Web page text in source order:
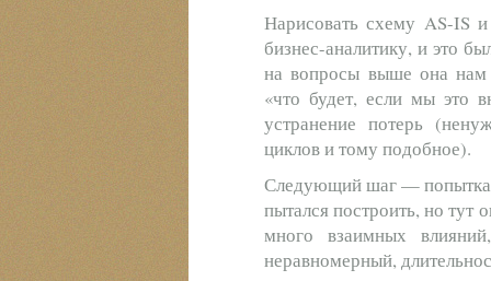
Нарисовать схему AS-IS
бизнес-аналитику, и это
на вопросы выше она нам
«что будет, если мы это
устранение потерь
циклов и тому подобное).
Следующий шаг — попытка
пытался построить, но
много взаимных
неравномерный,